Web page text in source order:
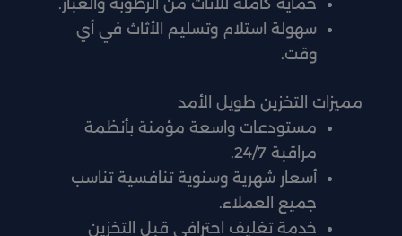
حماية كاملة للأثاث من الرطوبة والغبار.
سهولة استلام وتسليم الأثاث في أي
وقت.
مميزات التخزين طويل الأمد
مستودعات واسعة مؤمنة بأنظمة
مراقبة 24/7.
أسعار شهرية وسنوية تنافسية تناسب
جميع العملاء.
خدمة تغليف احترافي قبل التخزين